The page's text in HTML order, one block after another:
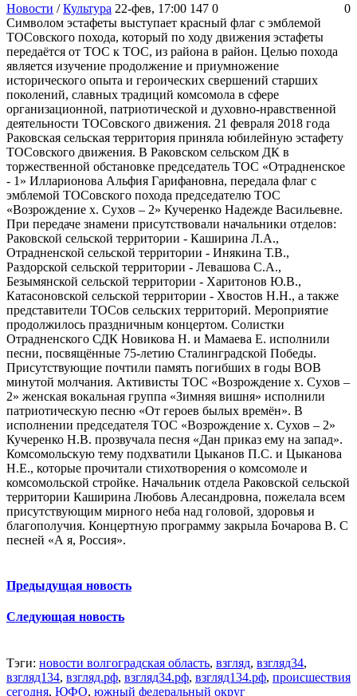
Новости /Культура 22-фев, 17:00 147 0
0
Символом эстафеты выступает красный флаг с эмблемой
ТОСовского похода, который по ходу движения эстафеты
передаётся от ТОС к ТОС, из района в район. Целью похода
является изучение продолжение и приумножение
исторического опыта и героических свершений старших
поколений, славных традиций комсомола в сфере
организационной, патриотической и духовно-нравственной
деятельности ТОСовского движения. 21 февраля 2018 года
Раковская сельская территория приняла юбилейную эстафету
ТОСовского движения. В Раковском сельском ДК в
торжественной обстановке председатель ТОС «Отрадненское
- 1» Илларионова Альфия Гарифановна, передала флаг с
эмблемой ТОСовского похода председателю ТОС
«Возрождение х. Сухов – 2» Кучеренко Надежде Васильевне.
При передаче знамени присутствовали начальники отделов:
Раковской сельской территории - Каширина Л.А.,
Отрадненской сельской территории - Инякина Т.В.,
Раздорской сельской территории - Левашова С.А.,
Безымянской сельской территории - Харитонов Ю.В.,
Катасоновской сельской территории - Хвостов Н.Н., а также
представители ТОСов сельских территорий. Мероприятие
продолжилось праздничным концертом. Солистки
Отрадненского СДК Новикова Н. и Мамаева Е. исполнили
песни, посвящённые 75-летию Сталинградской Победы.
Присутствующие почтили память погибших в годы ВОВ
минутой молчания. Активисты ТОС «Возрождение х. Сухов –
2» женская вокальная группа «Зимняя вишня» исполнили
патриотическую песню «От героев былых времён». В
исполнении председателя ТОС «Возрождение х. Сухов – 2»
Кучеренко Н.В. прозвучала песня «Дан приказ ему на запад».
Комсомольскую тему подхватили Цыканов П.С. и Цыканова
Н.Е., которые прочитали стихотворения о комсомоле и
комсомольской стройке. Начальник отдела Раковской сельской
территории Каширина Любовь Алесандровна, пожелала всем
присутствующим мирного неба над головой, здоровья и
благополучия. Концертную программу закрыла Бочарова В. С
песней «А я, Россия».
Предыдущая новость
Следующая новость
Тэги: новости волгоградская область, взгляд, взгляд34,
взгляд134, взгляд.рф, взгляд34.рф, взгляд134.рф, происшествия
сегодня, ЮФО, южный федеральный округ